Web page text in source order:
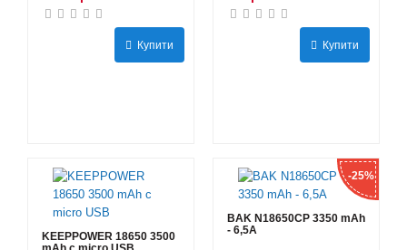
Купити Купити
KEEPPOWER 18650 3500
-25%
BAK N18650CP 3350 mAh
- 6,5А